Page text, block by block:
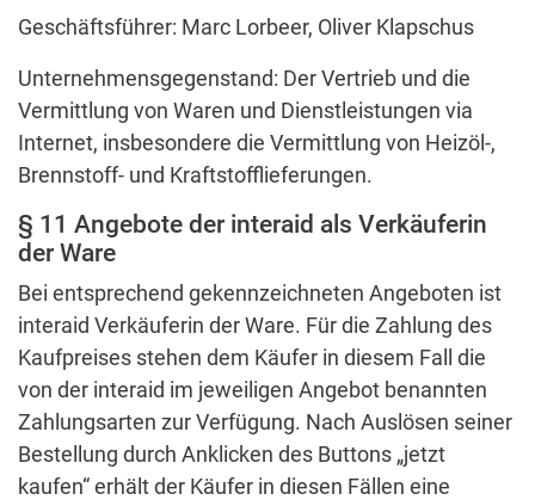
Geschäftsführer: Marc Lorbeer, Oliver Klapschus
Unternehmensgegenstand: Der Vertrieb und die
Vermittlung von Waren und Dienstleistungen via
Internet, insbesondere die Vermittlung von Heizöl-,
Brennstoff- und Kraftstofflieferungen.
§ 11 Angebote der interaid als Verkäuferin
der Ware
Bei entsprechend gekennzeichneten Angeboten ist
interaid Verkäuferin der Ware. Für die Zahlung des
Kaufpreises stehen dem Käufer in diesem Fall die
von der interaid im jeweiligen Angebot benannten
Zahlungsarten zur Verfügung. Nach Auslösen seiner
Bestellung durch Anklicken des Buttons „jetzt
kaufen“ erhält der Käufer in diesen Fällen eine